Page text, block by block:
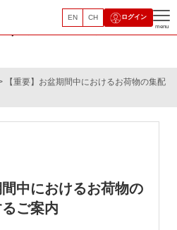
EN CH ログイン
menu
ンペーン
【重要】お盆期間中におけるお荷物の集配
間中におけるお荷物の
ご案内